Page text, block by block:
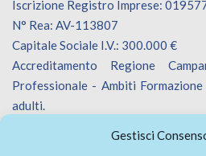
Gestisci
Iscrizione Registro Imprese:
N° Rea: AV-113807
Capitale Sociale I.V.: 300.000 €
Accreditamento Regione
Professionale - Ambiti
adulti.